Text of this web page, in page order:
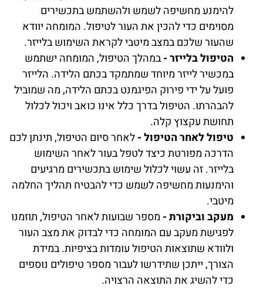
להימנע מחשיפה לשמש ולהשתמש בתכשירים
מסוימים כדי להכין את העור לטיפול. המומחה יוודא
שהעור שלכם במצב מיטבי לקראת השימוש בלייזר.
הטיפול בלייזר -במהלך הטיפול, המומחה ישתמש
במכשיר לייזר מיוחד שמתמקד בכתם הלידה. הלייזר
פועל על ידי פירוק הפיגמנט בכתם הלידה, מה שמוביל
להבהרתו. הטיפול בדרך כלל אינו כואב ויכול לכלול
תחושת עקצוץ קלה.
טיפול לאחר הטיפול -לאחר סיום הטיפול, תינתן לכם
הדרכה מפורטת כיצד לטפל בעור לאחר השימוש
בלייזר. זה עשוי לכלול שימוש בתכשירים מרגיעים
והימנעות מחשיפה לשמש כדי להבטיח תהליך החלמה
מיטבי.
מעקב וביקורת - מספר שבועות לאחר הטיפול, תוזמנו
לפגישת מעקב עם המומחה כדי לבדוק את מצב העור
ולוודא שתוצאות הטיפול עומדות בציפיות. במידת
הצורך, ייתכן שתידרשו לעבור מספר טיפולים נוספים
כדי להשיג את התוצאה הרצויה.